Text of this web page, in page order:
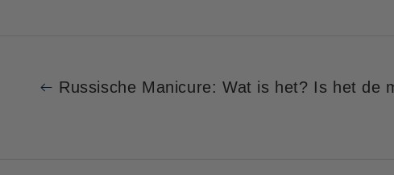
Russische Manicure: Wat is het? Is het de